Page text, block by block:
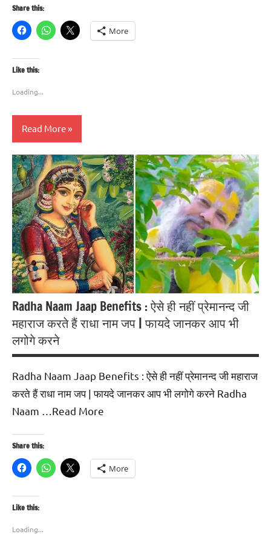
Share this:
More
Like this:
Loading...
Read More
Blog
Radha Naam Jaap Benefits : ऐसे ही नहीं प्रेमानन्द जी
महाराज करते हैं राधा नाम जप | फायदे जानकर आप भी
लगोगे करने
Radha Naam Jaap Benefits : ऐसे ही नहीं प्रेमानन्द जी महाराज
करते हैं राधा नाम जप | फायदे जानकर आप भी लगोगे करने Radha
Naam …Read More
Share this:
More
Like this:
Loading...